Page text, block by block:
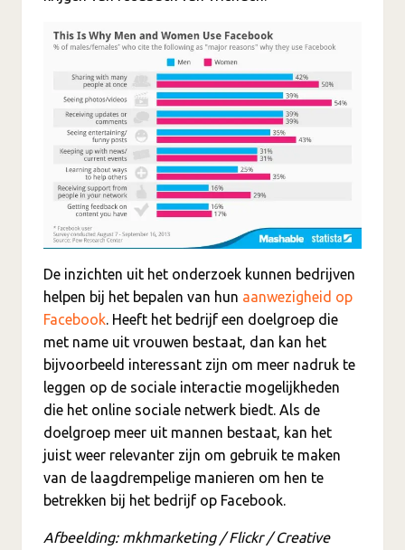
De inzichten uit het onderzoek kunnen bedrijven
helpen bij het bepalen van hun aanwezigheid op
Facebook. Heeft het bedrijf een doelgroep die
met name uit vrouwen bestaat, dan kan het
bijvoorbeeld interessant zijn om meer nadruk te
leggen op de sociale interactie mogelijkheden
die het online sociale netwerk biedt. Als de
doelgroep meer uit mannen bestaat, kan het
juist weer relevanter zijn om gebruik te maken
van de laagdrempelige manieren om hen te
betrekken bij het bedrijf op Facebook.
Afbeelding: mkhmarketing / Flickr / Creative